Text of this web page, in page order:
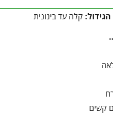
קלה עד בינונית
קשים